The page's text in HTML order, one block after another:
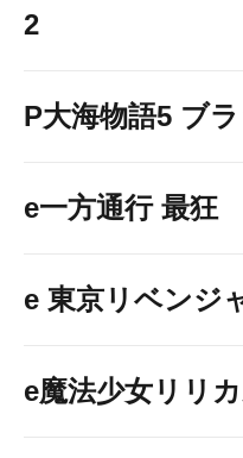
2
P大海物語5 ブ
e一方通行 最狂
e 東京リベンジ
e魔法少女リリ